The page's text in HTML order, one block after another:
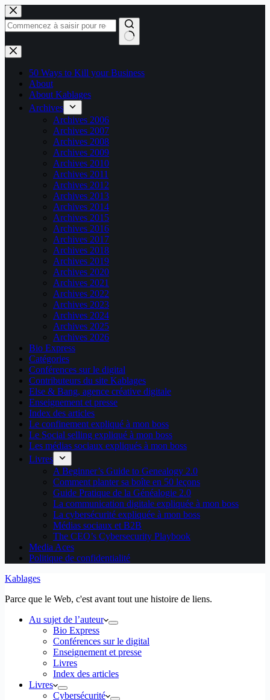
Passer
au
contenu
Aucun
résultat
50 Ways to Kill your Business
About
About Kablages
Archives
Archives 2006
Archives 2007
Archives 2008
Archives 2009
Archives 2010
Archives 2011
Archives 2012
Archives 2013
Archives 2014
Archives 2015
Archives 2016
Archives 2017
Archives 2018
Archives 2019
Archives 2020
Archives 2021
Archives 2022
Archives 2023
Archives 2024
Archives 2025
Archives 2026
Bio Express
Catégories
Conférences sur le digital
Contributeurs du site Kablages
Else & Bang, agence créative digitale
Enseignement et presse
Index des articles
Le confinement expliqué à mon boss
Le Social selling expliqué à mon boss
Les médias sociaux expliqués à mon boss
Livres
A Beginner’s Guide to Genealogy 2.0
Comment planter sa boîte en 50 leçons
Guide Pratique de la Généalogie 2.0
La communication digitale expliquée à mon boss
La cybersécurité expliquée à mon boss
Médias sociaux et B2B
The CEO’s Cybersecurity Playbook
Media Aces
Politique de confidentialité
Kablages
Parce que le Web, c'est avant tout une histoire de liens.
Au sujet de l’auteur
Bio Express
Conférences sur le digital
Enseignement et presse
Livres
Index des articles
Livres
Cybersécurité